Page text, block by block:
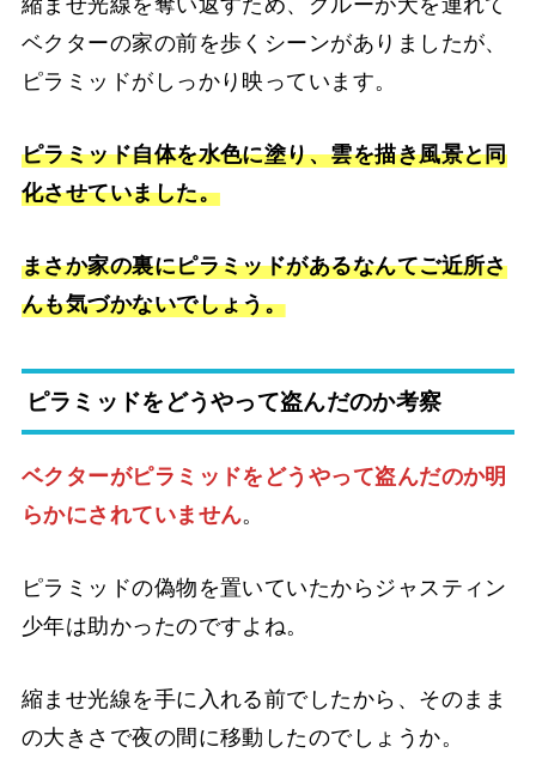
縮ませ光線を奪い返すため、グルーが犬を連れて
ベクターの家の前を歩くシーンがありましたが、
ピラミッドがしっかり映っています。
ピラミッド自体を水色に塗り、雲を描き風景と同
化させていました。
まさか家の裏にピラミッドがあるなんてご近所さ
んも気づかないでしょう。
ピラミッドをどうやって盗んだのか考察
ベクターがピラミッドをどうやって盗んだのか明
らかにされていません。
ピラミッドの偽物を置いていたからジャスティン
少年は助かったのですよね。
縮ませ光線を手に入れる前でしたから、そのまま
の大きさで夜の間に移動したのでしょうか。